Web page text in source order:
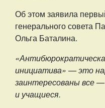
Об этом заявила
генерального совета
Ольга Баталина.
инициатива» — это
заинтересованы все
и учащиеся.